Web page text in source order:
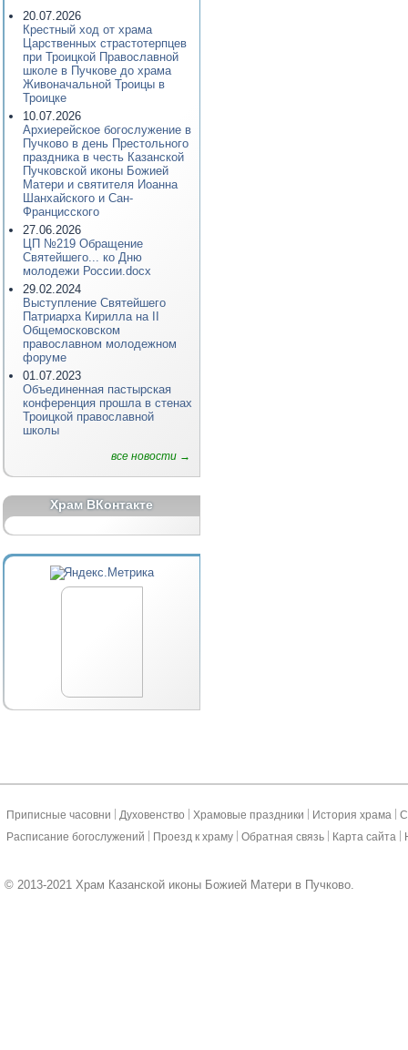
20.07.2026
Крестный ход от храма
Царственных страстотерпцев
при Троицкой Православной
школе в Пучкове до храма
Живоначальной Троицы в
Троицке
10.07.2026
Архиерейское богослужение в
Пучково в день Престольного
праздника в честь Казанской
Пучковской иконы Божией
Матери и святителя Иоанна
Шанхайского и Сан-
Францисского
27.06.2026
ЦП №219 Обращение
Святейшего... ко Дню
молодежи России.docx
29.02.2024
Выступление Святейшего
Патриарха Кирилла на II
Общемосковском
православном молодежном
форуме
01.07.2023
Объединенная пастырская
конференция прошла в стенах
Троицкой православной
школы
все новости →
Храм ВКонтакте
Приписные часовни Духовенство Храмовые праздники История храма
Расписание богослужений
Проезд к храму Обратная связь Карта сайта
© 2013-2021 Храм Казанской иконы Божией Матери в Пучково.